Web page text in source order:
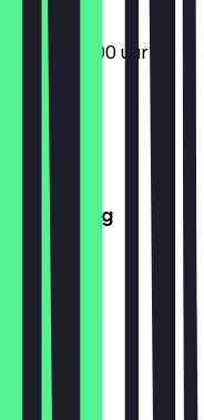
09:00 - 16:00 uur
Maandag
Dinsdag
Woensdag
Donderdag
Vrijdag
Zaterdag
Zondag
Gesloten
Gesloten